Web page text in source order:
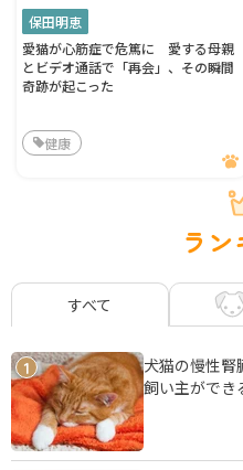
保田明恵
愛猫が心筋症で危篤に 愛する母親
とビデオ通話で「再会」、その瞬間
奇跡が起こった
健康
ラ
すべて
1
犬猫の慢性腎
飼い主ができ